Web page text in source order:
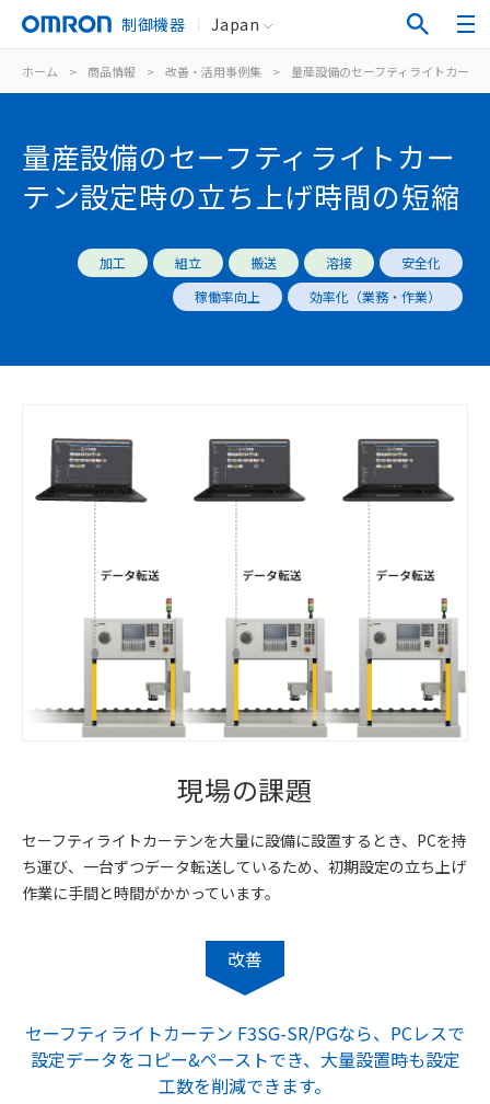
制御機器 Japan
ホーム > 商品情報 > 改善・活用事例集 > 量産設備のセーフティライトカーテ
量産設備のセーフティライトカー
テン設定時の立ち上げ時間の短縮
加工 組立 搬送 溶接
安全化
稼働率向上
効率化（業務・作業）
現場の課題
セーフティライトカーテンを大量に設備に設置するとき、PCを持
ち運び、一台ずつデータ転送しているため、初期設定の立ち上げ
作業に手間と時間がかかっています。
改善
セーフティライトカーテン F3SG-SR/PGなら、PCレスで
設定データをコピー&ペーストでき、大量設置時も設定
工数を削減できます。